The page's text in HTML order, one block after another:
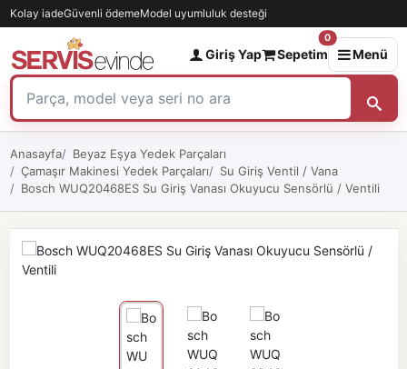
Kolay iadeGüvenli ödemeModel uyumluluk desteği
Giriş Yap Sepetim
0
Menü
Anasayfa
Beyaz Eşya Yedek Parçaları
Çamaşır Makinesi Yedek Parçaları
Su Giriş Ventil / Vana
Bosch WUQ20468ES Su Giriş Vanası Okuyucu Sensörlü / Ventili